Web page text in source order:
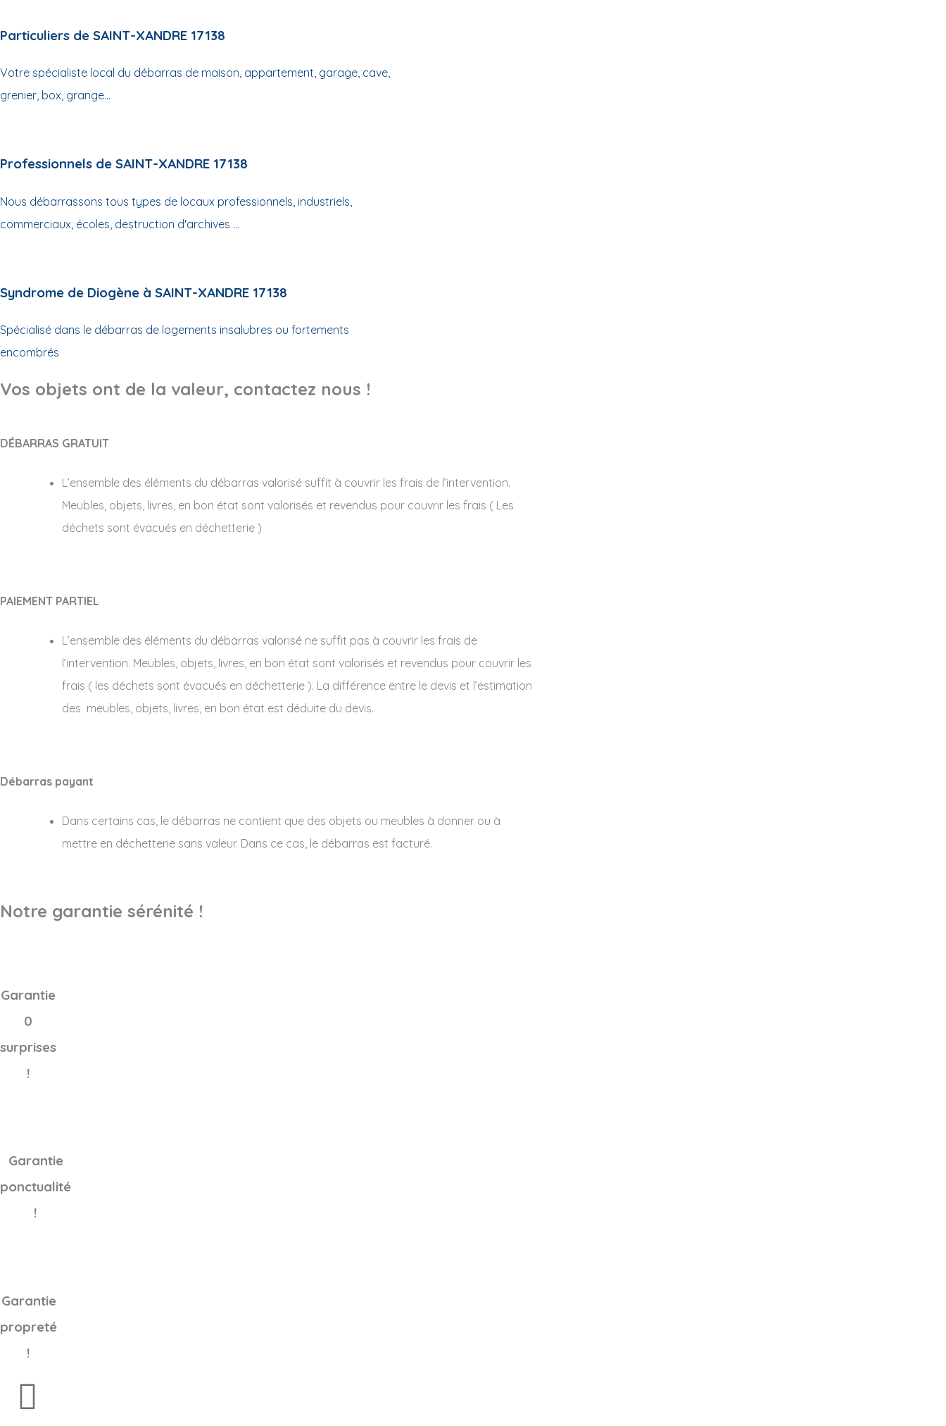
Particuliers de SAINT-XANDRE 17138
Votre spécialiste local du débarras de maison, appartement, garage, cave,
grenier, box, grange...
Professionnels de SAINT-XANDRE 17138
Nous débarrassons tous types de locaux professionnels, industriels,
commerciaux, écoles, destruction d'archives ...
Syndrome de Diogène à SAINT-XANDRE 17138
Spécialisé dans le débarras de logements insalubres ou fortements
encombrés
Vos objets ont de la valeur, contactez nous !
DÉBARRAS GRATUIT
L’ensemble des éléments du débarras valorisé suffit à couvrir les frais de l’intervention.
Meubles, objets, livres, en bon état sont valorisés et revendus pour couvrir les frais ( Les
déchets sont évacués en déchetterie )
PAIEMENT PARTIEL
L’ensemble des éléments du débarras valorisé ne suffit pas à couvrir les frais de
l’intervention. Meubles, objets, livres, en bon état sont valorisés et revendus pour couvrir les
frais ( les déchets sont évacués en déchetterie ). La différence entre le devis et l’estimation
des meubles, objets, livres, en bon état est déduite du devis.
Débarras payant
Dans certains cas, le débarras ne contient que des objets ou meubles à donner ou à
mettre en déchetterie sans valeur. Dans ce cas, le débarras est facturé.
Notre garantie sérénité !
Garantie
0
surprises
!
Garantie
ponctualité
!
Garantie
propreté
!